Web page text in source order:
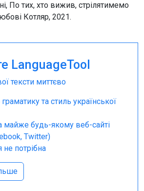
По тих, хто вижив, стрілятимемо
Котляр, 2021.
LanguageTool
тексти миттєво
та стиль української
майже будь-якому веб-сайті
Twitter)
не потрібна